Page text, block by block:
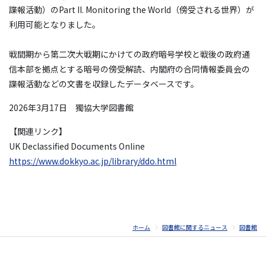
諜報活動）のPart II. Monitoring the World（傍受される世界）が
利用可能となりました。
戦間期から第二次大戦期にかけての政府暗号学校と戦後の政府通
信本部を拠点とする暗号の傍受解読、内閣府の合同情報委員会の
諜報活動などの文書を収録したデータベースです。
2026年3月17日 獨協大学図書館
【関連リンク】
UK Declassified Documents Online
https://www.dokkyo.ac.jp/library/ddo.html
ホーム 図書館に関するニュース 図書館